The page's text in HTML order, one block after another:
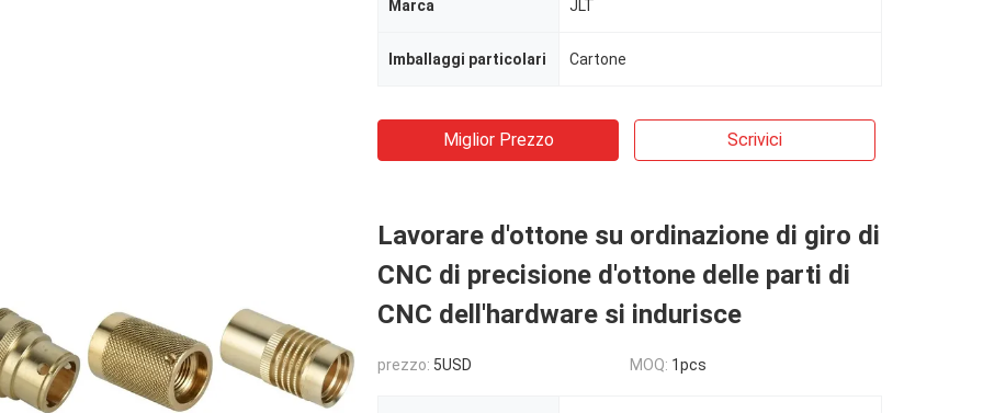
Marca JLT
Imballaggi particolari Cartone
Miglior Prezzo Scrivici
Lavorare d'ottone su ordinazione di giro di
CNC di precisione d'ottone delle parti di
CNC dell'hardware si indurisce
prezzo: 5USD MOQ: 1pcs